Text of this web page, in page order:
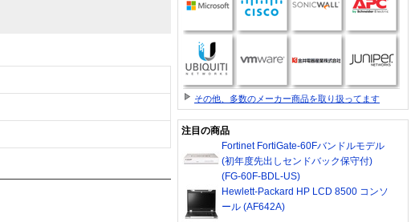
その他、多数のメーカー商品を取り扱ってます
注目の商品
Fortinet FortiGate-60Fバンドルモデル
(初年度先出しセンドバック保守付)
(FG-60F-BDL-US)
Hewlett-Packard HP LCD 8500 コンソ
ール (AF642A)